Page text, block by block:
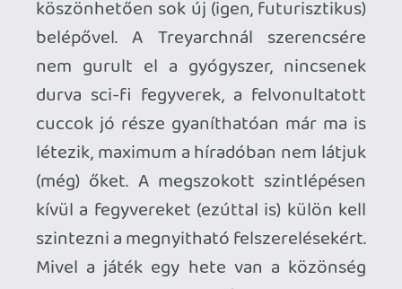
Ahhoz, hogy te is hozzászólj, be kell
jelentkezned!
1 / 3
Matisz Papamatul 2012.12.07 17:25:34
#011by
Hello, ma vettem meg a cod bo2-t pc-re.
Telepitettem, de nem indul el, valakit tudja
mi lehet a gond?
renz 2012.12.07 08:07:29